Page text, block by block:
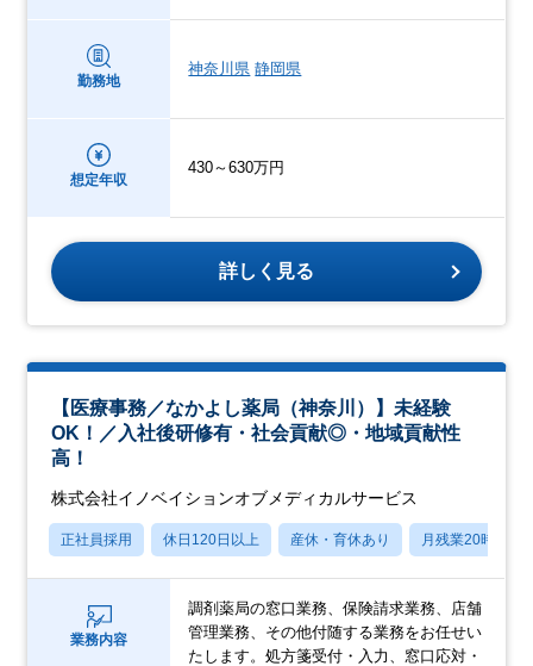
勤務地
神奈川県 静岡県
想定年収
430～630万円
詳しく見る
【医療事務／なかよし薬局（神奈川）】未経験
OK！／入社後研修有・社会貢献◎・地域貢献性
高！
株式会社イノベイションオブメディカルサービス
正社員採用 休日120日以上 産休・育休あり 月残業20時間以
業務内容
調剤薬局の窓口業務、保険請求業務、店舗
管理業務、その他付随する業務をお任せい
たします。処方箋受付・入力、窓口応対・